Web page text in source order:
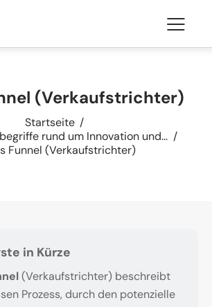
(Verkaufstrichter)
Startseite
rund um Innovation und...
Funnel (Verkaufstrichter)
in Kürze
(Verkaufstrichter) beschreibt
Prozess, durch den potenzielle